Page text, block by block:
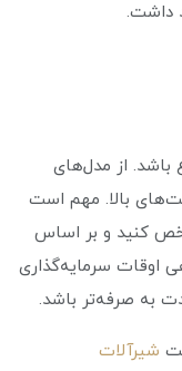
داشت.
باشد. از مدل‌های
بالا. مهم است
کنید و بر اساس
اوقات سرمایه‌گذاری
به صرفه‌تر باشد.
شیرآلات